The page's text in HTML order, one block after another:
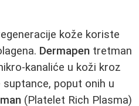
kože koriste
Dermapen tretman
kanaliće u koži kroz
poput onih u
(Platelet Rich Plasma)